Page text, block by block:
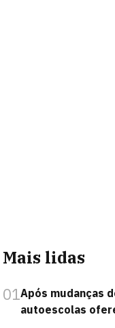
Mais lidas
01Após mudanças
autoescolas